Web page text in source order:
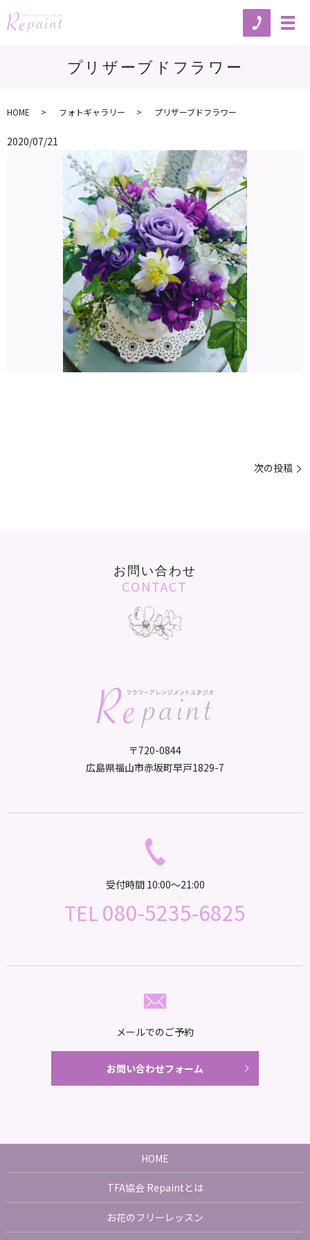
プリザーブドフラワー
HOME フォトギャラリー プリザーブドフラワー
2020/07/21
次の投稿
お問い合わせ
CONTACT
〒720-0844
広島県福山市赤坂町早戸1829-7
受付時間 10:00～21:00
TEL080-5235-6825
メールでのご予約
お問い合わせフォーム
HOME
TFA協会 Repaintとは
お花のフリーレッスン